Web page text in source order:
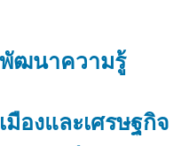
พัฒนาความรู้
มืองและเศรษฐกิจ